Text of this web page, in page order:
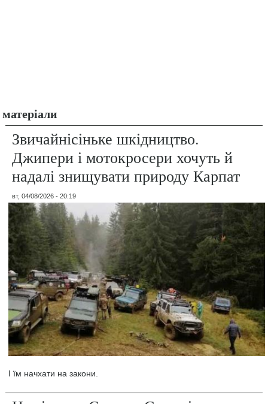
матеріали
Звичайнісіньке шкідництво.
Джипери і мотокросери хочуть й
надалі знищувати природу Карпат
вт, 04/08/2026 - 20:19
І їм начхати на закони.